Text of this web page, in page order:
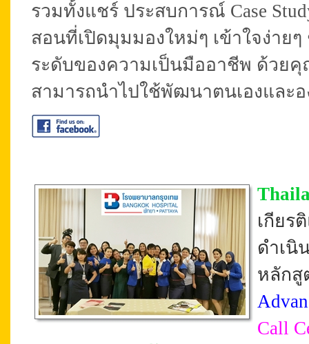
รวมทั้งแชร์ ประสบการณ์ Case
สอนที่เปิดมุมมองใหม่ๆ เข้าใจง่าย
ระดับของความเป็นมืออาชีพ ด้วยคุ
สามารถนำไปใช้พัฒนาตนเองและอ
เกียร
ดำเนิ
หลักสู
Call